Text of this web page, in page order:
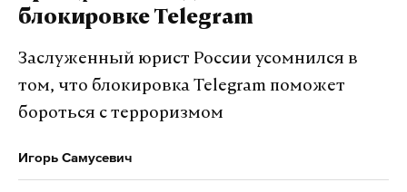
блокировке Telegram
Заслуженный юрист России усомнился в
том, что блокировка Telegram поможет
бороться с терроризмом
Игорь Самусевич